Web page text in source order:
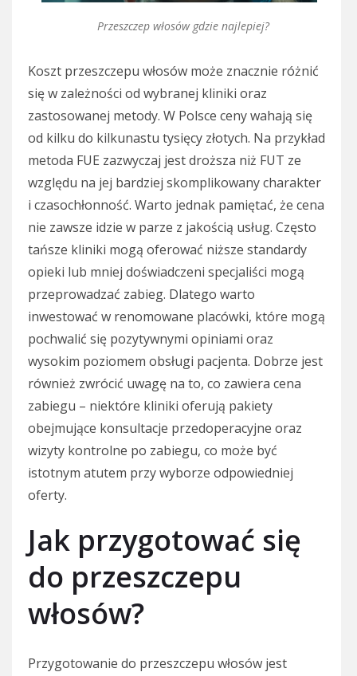
Przeszczep włosów gdzie najlepiej?
Koszt przeszczepu włosów może znacznie różnić
się w zależności od wybranej kliniki oraz
zastosowanej metody. W Polsce ceny wahają się
od kilku do kilkunastu tysięcy złotych. Na przykład
metoda FUE zazwyczaj jest droższa niż FUT ze
względu na jej bardziej skomplikowany charakter
i czasochłonność. Warto jednak pamiętać, że cena
nie zawsze idzie w parze z jakością usług. Często
tańsze kliniki mogą oferować niższe standardy
opieki lub mniej doświadczeni specjaliści mogą
przeprowadzać zabieg. Dlatego warto
inwestować w renomowane placówki, które mogą
pochwalić się pozytywnymi opiniami oraz
wysokim poziomem obsługi pacjenta. Dobrze jest
również zwrócić uwagę na to, co zawiera cena
zabiegu – niektóre kliniki oferują pakiety
obejmujące konsultacje przedoperacyjne oraz
wizyty kontrolne po zabiegu, co może być
istotnym atutem przy wyborze odpowiedniej
oferty.
Jak przygotować się
do przeszczepu
włosów?
Przygotowanie do przeszczepu włosów jest